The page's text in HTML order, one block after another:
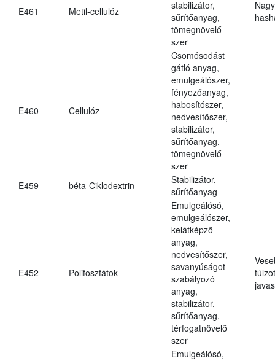
E461 Metil-cellulóz
stabilizátor,
sűrítőanyag,
tömegnövelő
szer
E460 Cellulóz
Csomósodást
gátló anyag,
emulgeálószer,
fényezőanyag,
habosítószer,
nedvesítőszer,
stabilizátor,
sűrítőanyag,
tömegnövelő
szer
E459
béta-Ciklodextrin
Stabilizátor,
sűrítőanyag
E452 Polifoszfátok
Emulgeálósó,
emulgeálószer,
kelátképző
anyag,
nedvesítőszer,
savanyúságot
szabályozó
anyag,
stabilizátor,
sűrítőanyag,
térfogatnövelő
szer
Emulgeálósó,